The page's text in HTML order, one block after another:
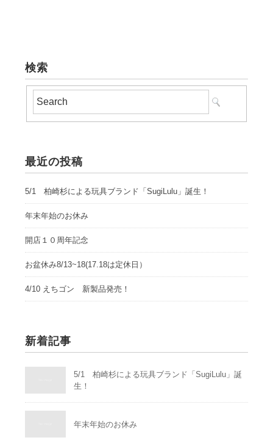
検索
最近の投稿
5/1 柏崎杉による玩具ブランド「SugiLulu」誕生！
年末年始のお休み
開店１０周年記念
お盆休み8/13~18(17.18は定休日）
4/10 えちゴン 新製品発売！
新着記事
5/1 柏崎杉による玩具ブランド「SugiLulu」誕
生！
年末年始のお休み